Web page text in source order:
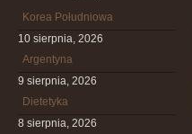
Korea Południowa
10 sierpnia, 2026
Argentyna
9 sierpnia, 2026
Dietetyka
8 sierpnia, 2026